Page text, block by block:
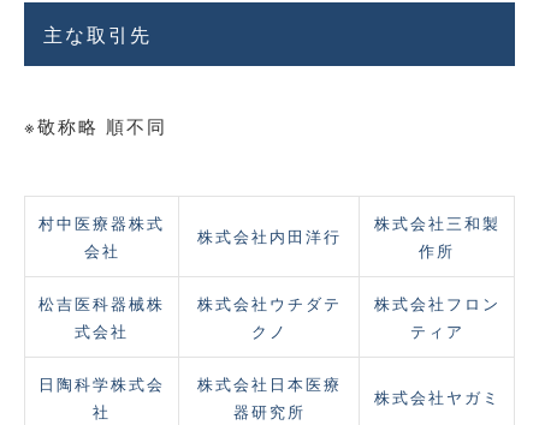
主な取引先
※敬称略 順不同
村中医療器株式
会社
株式会社内田洋行
株式会社三和製
作所
松吉医科器械株
式会社
株式会社ウチダテ
クノ
株式会社フロン
ティア
日陶科学株式会
社
株式会社日本医療
器研究所
株式会社ヤガミ